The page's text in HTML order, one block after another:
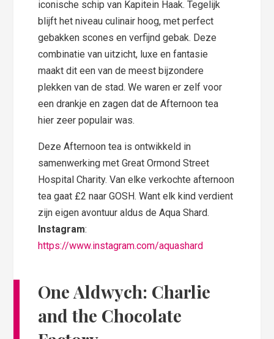
iconische schip van Kapitein Haak. Tegelijk
blijft het niveau culinair hoog, met perfect
gebakken scones en verfijnd gebak. Deze
combinatie van uitzicht, luxe en fantasie
maakt dit een van de meest bijzondere
plekken van de stad. We waren er zelf voor
een drankje en zagen dat de Afternoon tea
hier zeer populair was.
Deze Afternoon tea is ontwikkeld in
samenwerking met Great Ormond Street
Hospital Charity. Van elke verkochte afternoon
tea gaat £2 naar GOSH. Want elk kind verdient
zijn eigen avontuur aldus de Aqua Shard.
Instagram:
https://www.instagram.com/aquashard
One Aldwych: Charlie
and the Chocolate